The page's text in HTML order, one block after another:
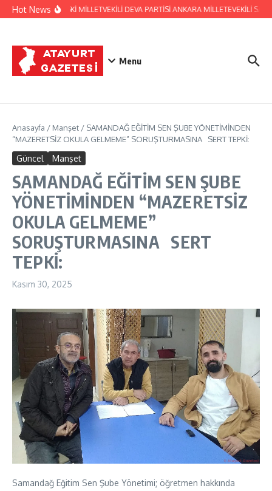
İçeriğe atla
Hot NewsHATAY ESKİ MİLLETVEKİLİ DEVA PARTİSİ ANKARA MİLLETEVEKİLİ
Menu
Anasayfa / Manşet / SAMANDAĞ EĞİTİM SEN ŞUBE YÖNETİMİNDEN
“MAZERETSİZ OKULA GELMEME” SORUŞTURMASINA SERT TEPKİ:
Güncel Manşet
SAMANDAĞ EĞİTİM SEN ŞUBE
YÖNETİMİNDEN “MAZERETSİZ
OKULA GELMEME”
SORUŞTURMASINA SERT
TEPKİ:
Kasım 30, 2025
Samandağ Eğitim Sen Şube Yönetimi; öğretmen hakkında